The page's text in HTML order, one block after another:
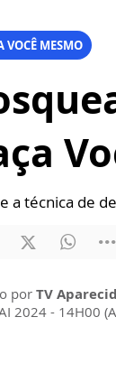
VOCÊ MESMO
a técnica de
por TV
2024 - 14H00